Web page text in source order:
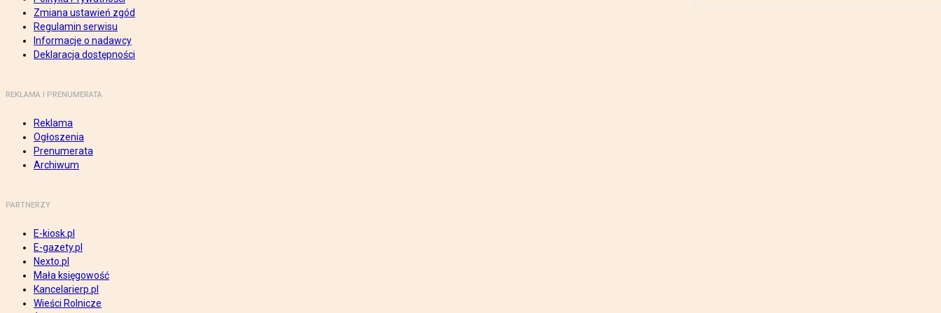
Zmiana ustawień zgód
Regulamin serwisu
Informacje o nadawcy
Deklaracja dostępności
REKLAMA I PRENUMERATA
Reklama
Ogłoszenia
Prenumerata
Archiwum
PARTNERZY
E-kiosk.pl
E-gazety.pl
Nexto.pl
Mała księgowość
Kancelarierp.pl
Wieści Rolnicze